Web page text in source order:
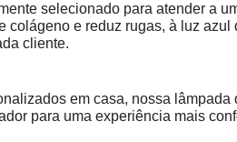
selecionado para atender a
e reduz rugas, à luz
cliente.
em casa, nossa
para uma experiência mais